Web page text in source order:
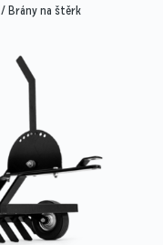
/ Brány na štěrk